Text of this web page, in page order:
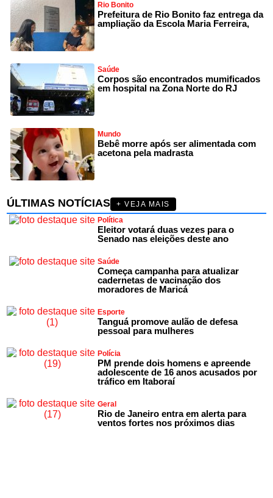
Rio Bonito
Prefeitura de Rio Bonito faz entrega da
ampliação da Escola Maria Ferreira,
Saúde
Corpos são encontrados mumificados
em hospital na Zona Norte do RJ
Mundo
Bebê morre após ser alimentada com
acetona pela madrasta
ÚLTIMAS NOTÍCIAS
+ VEJA MAIS
Política
Eleitor votará duas vezes para o
Senado nas eleições deste ano
Saúde
Começa campanha para atualizar
cadernetas de vacinação dos
moradores de Maricá
Esporte
Tanguá promove aulão de defesa
pessoal para mulheres
Polícia
PM prende dois homens e apreende
adolescente de 16 anos acusados por
tráfico em Itaboraí
Geral
Rio de Janeiro entra em alerta para
ventos fortes nos próximos dias